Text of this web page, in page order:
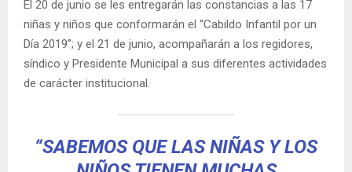
El 20 de junio se les entregarán las constancias a las 17
niñas y niños que conformarán el “Cabildo Infantil por un
Día 2019”; y el 21 de junio, acompañarán a los regidores,
síndico y Presidente Municipal a sus diferentes actividades
de carácter institucional.
“SABEMOS QUE LAS NIÑAS Y LOS